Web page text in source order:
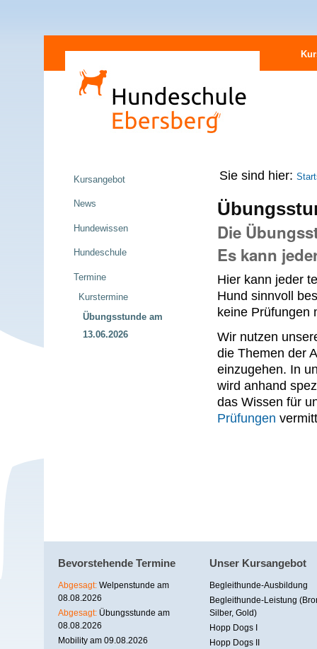
zum
Inhalt
Direkt
Navigation
Sie sind hier:
Die
Es kann
Hier kann jeder
Hund sinnvoll
keine Prüfungen
Wir nutzen
die Themen der
einzugehen. In
wird anhand
das Wissen für
Prüfungen
Kursangebot
News
Hundewissen
Hundeschule
Termine
Kurstermine
Übungsstunde am
13.06.2026
Bevorstehende Termine
Abgesagt: Welpenstunde am
08.08.2026
Abgesagt: Übungsstunde am
08.08.2026
Mobility am 09.08.2026
Unser Kursangebot
Begleithunde-Ausbildung
Begleithunde-Leistung
Silber, Gold)
Hopp Dogs I
Hopp Dogs II